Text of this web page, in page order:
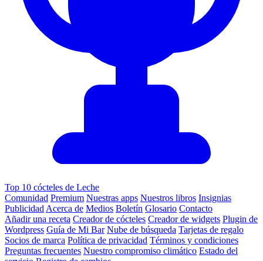
Top 10 cócteles de Leche
Comunidad Premium Nuestras apps Nuestros libros Insignias
Publicidad Acerca de Medios Boletín Glosario Contacto
Añadir una receta Creador de cócteles Creador de widgets Plugin de
Wordpress Guía de Mi Bar Nube de búsqueda Tarjetas de regalo
Socios de marca Política de privacidad Términos y condiciones
Preguntas frecuentes Nuestro compromiso climático Estado del